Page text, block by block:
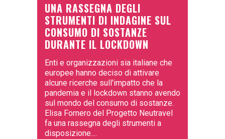
UNA RASSEGNA DEGLI
STRUMENTI DI INDAGINE SUL
CONSUMO DI SOSTANZE
DURANTE IL LOCKDOWN
Enti e organizzazioni sia italiane che
europee hanno deciso di attivare
alcune ricerche sull'impatto che la
pandemia e il lockdown stanno avendo
sul mondo del consumo di sostanze.
Elisa Fornero del Progetto Neutravel
fa una rassegna degli strumenti a
disposizione....